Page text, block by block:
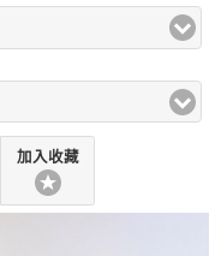
加入收藏